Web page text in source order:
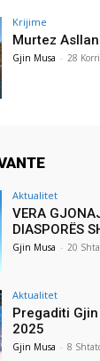
Krijime
Murtez
Gjin Musa - 28
Aktualitet
VERA
DIASPORËS
Gjin Musa - 20
Aktualitet
Pregaditi
2025
Gjin Musa - 8